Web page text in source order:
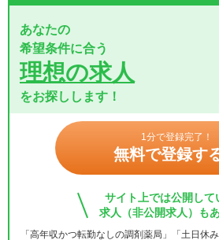
あなたの
希望条件に合う
理想の求人
をお探しします！
1分で登録完了！
無料で登録す
サイト上では公開して
求人（非公開求人）も
「高年収かつ転勤なしの調剤薬局」「土日休